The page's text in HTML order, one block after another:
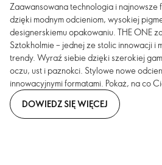
Zaawansowana technologia i najnowsze
dzięki modnym odcieniom, wysokiej
designerskiemu opakowaniu. THE ONE
Sztokholmie – jednej ze stolic innowacji i
trendy. Wyraź siebie dzięki szerokiej
oczu, ust i paznokci. Stylowe nowe
innowacyjnymi formatami. Pokaż, na co
DOWIEDZ SIĘ WIĘCEJ